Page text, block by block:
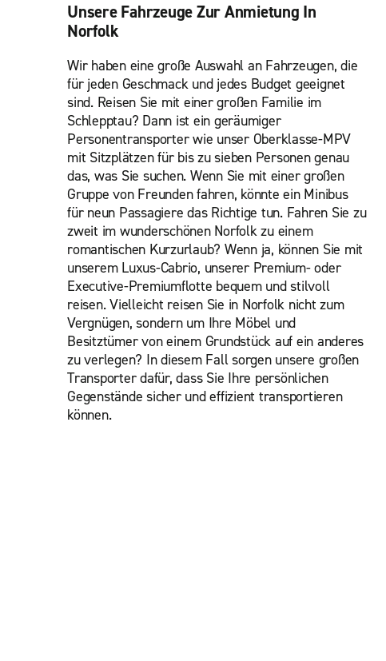
Unsere Fahrzeuge Zur Anmietung In
Norfolk
Wir haben eine große Auswahl an Fahrzeugen, die
für jeden Geschmack und jedes Budget geeignet
sind. Reisen Sie mit einer großen Familie im
Schlepptau? Dann ist ein geräumiger
Personentransporter wie unser Oberklasse-MPV
mit Sitzplätzen für bis zu sieben Personen genau
das, was Sie suchen. Wenn Sie mit einer großen
Gruppe von Freunden fahren, könnte ein Minibus
für neun Passagiere das Richtige tun. Fahren Sie zu
zweit im wunderschönen Norfolk zu einem
romantischen Kurzurlaub? Wenn ja, können Sie mit
unserem Luxus-Cabrio, unserer Premium- oder
Executive-Premiumflotte bequem und stilvoll
reisen. Vielleicht reisen Sie in Norfolk nicht zum
Vergnügen, sondern um Ihre Möbel und
Besitztümer von einem Grundstück auf ein anderes
zu verlegen? In diesem Fall sorgen unsere großen
Transporter dafür, dass Sie Ihre persönlichen
Gegenstände sicher und effizient transportieren
können.